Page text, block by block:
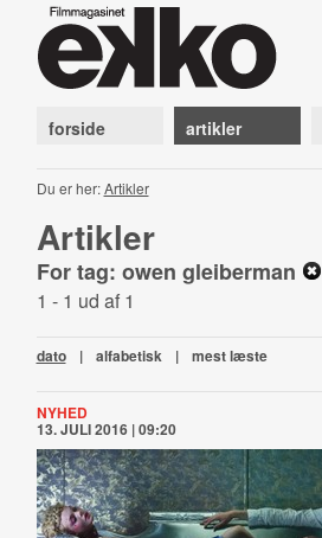
forside artikler
Du er her:Artikler
Artikler
For tag: owen gleiberman
1 - 1 ud af 1
dato | alfabetisk | mest læste
NYHED
13. JULI 2016 | 09:20